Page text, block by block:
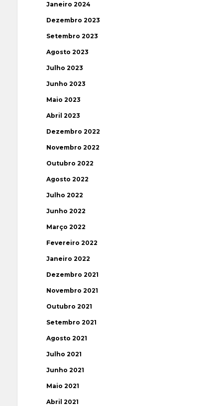
Janeiro 2024
Dezembro 2023
Setembro 2023
Agosto 2023
Julho 2023
Junho 2023
Maio 2023
Abril 2023
Dezembro 2022
Novembro 2022
Outubro 2022
Agosto 2022
Julho 2022
Junho 2022
Março 2022
Fevereiro 2022
Janeiro 2022
Dezembro 2021
Novembro 2021
Outubro 2021
Setembro 2021
Agosto 2021
Julho 2021
Junho 2021
Maio 2021
Abril 2021